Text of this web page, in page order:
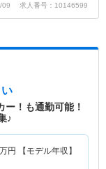
09 求人番号：10146599
ー！も通勤可能！
♪
万円
【モデル年収】